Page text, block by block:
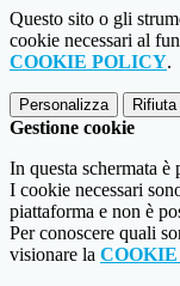
Questo sito o gli
cookie necessari al
COOKIE POLICY.
Personalizza
Gestione cookie
In questa schermata
I cookie necessari
piattaforma e non è
Per conoscere quali
visionare la